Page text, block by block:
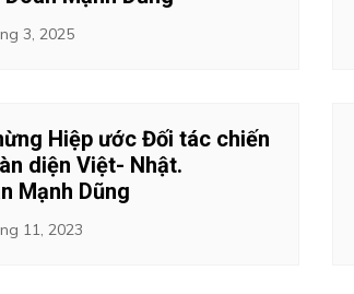
3, 2025
Hiệp ước Đối tác chiến
diện Việt- Nhật.
Mạnh Dũng
11, 2023